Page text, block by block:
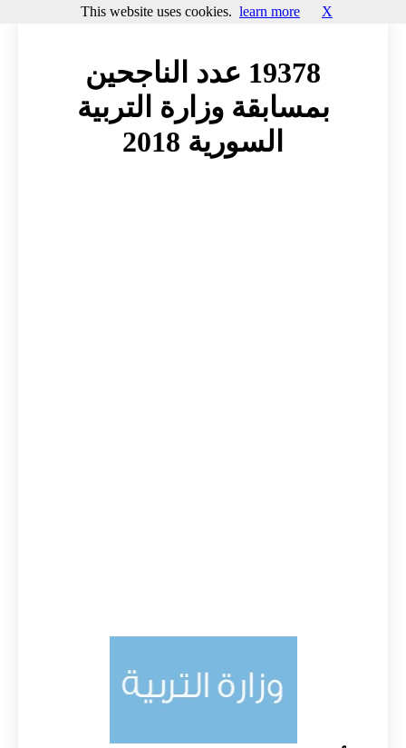
19378 عدد الناجحين
بمسابقة وزارة التربية
السورية 2018
This website uses cookies. learn more X